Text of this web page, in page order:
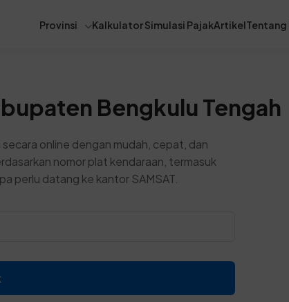
Provinsi Kalkulator Simulasi PajakArtikelTentang
Bengkulu Tengah
online dengan mudah, cepat, dan
nomor plat kendaraan, termasuk
perlu datang ke kantor SAMSAT.